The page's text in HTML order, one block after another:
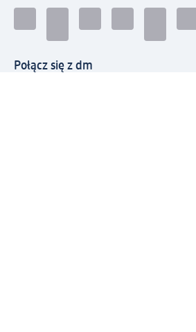
Połącz się z dm